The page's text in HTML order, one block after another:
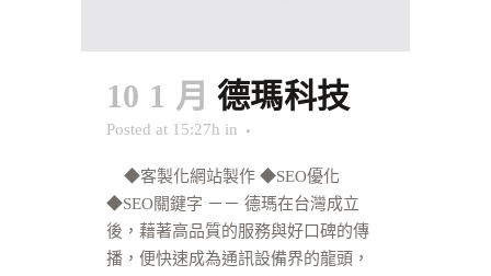
10 1 月 德瑪科技
Posted at 15:27h in
◆客製化網站製作 ◆SEO優化
◆SEO關鍵字 －－ 德瑪在台灣成立
後，藉著高品質的服務與好口碑的傳
播，便快速成為通訊設備界的龍頭，